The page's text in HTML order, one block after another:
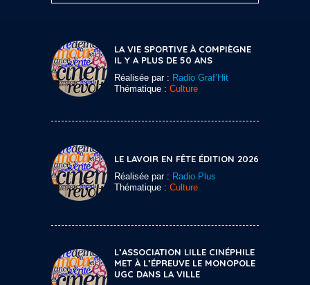
LA VIE SPORTIVE À COMPIÈGNE
IL Y A PLUS DE 50 ANS
Réalisée par : Radio Graf’Hit
Thématique : Culture
LE LAVOIR EN FÊTE ÉDITION 2026
Réalisée par : Radio Plus
Thématique : Culture
L’ASSOCIATION LILLE CINÉPHILE
MET À L’ÉPREUVE LE MONOPOLE
UGC DANS LA VILLE